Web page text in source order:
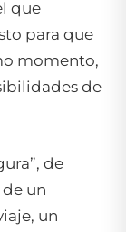
que
para que
momento,
de
de
un
un